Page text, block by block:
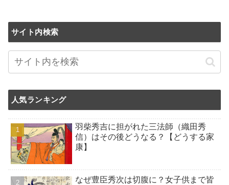
サイト内検索
人気ランキング
羽柴秀吉に担がれた三法師（織田秀
信）はその後どうなる？【どうする家
康】
なぜ豊臣秀次は切腹に？女子供まで皆